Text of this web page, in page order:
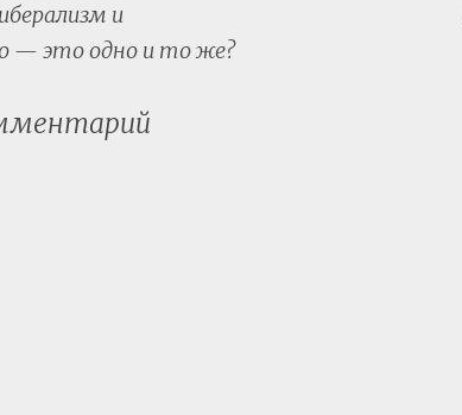
и
— это одно и то же?